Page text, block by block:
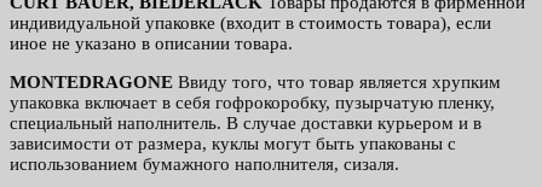
индивидуальной упаковке (входит в стоимость товара), если
иное не указано в описании товара.
MONTEDRAGONE Ввиду того, что товар является хрупким
упаковка включает в себя гофрокоробку, пузырчатую пленку,
специальный наполнитель. В случае доставки курьером и в
зависимости от размера, куклы могут быть упакованы с
использованием бумажного наполнителя, сизаля.